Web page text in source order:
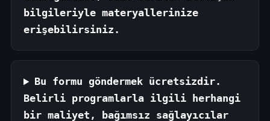
bilgileriyle materyallerinize
erişebilirsiniz.
Bu formu göndermek ücretsizdir.
Belirli programlarla ilgili herhangi
bir maliyet, bağımsız sağlayıcılar